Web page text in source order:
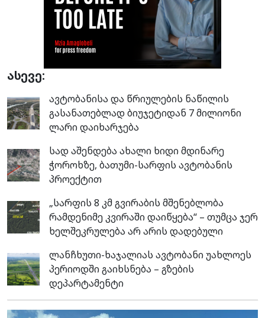
ასევე:
ავტობანისა და წრიულების ნაწილის
გასანათებლად ბიუჯეტიდან 7 მილიონი
ლარი დაიხარჯება
სად აშენდება ახალი ხიდი მდინარე
ჭოროხზე, ბათუმი-სარფის ავტობანის
პროექტით
„სარფის 8 კმ გვირაბის მშენებლობა
რამდენიმე კვირაში დაიწყება“ – თუმცა ჯერ
ხელშეკრულება არ არის დადებული
ლანჩხუთი-ხაჯალიას ავტობანი უახლოეს
პერიოდში გაიხსნება – გზების
დეპარტამენტი